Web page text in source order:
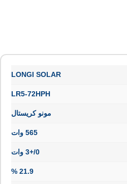
LONGI SOLAR
LR5-72HPH
مونو کریستال
565 وات
0/+3 وات
21.9 %